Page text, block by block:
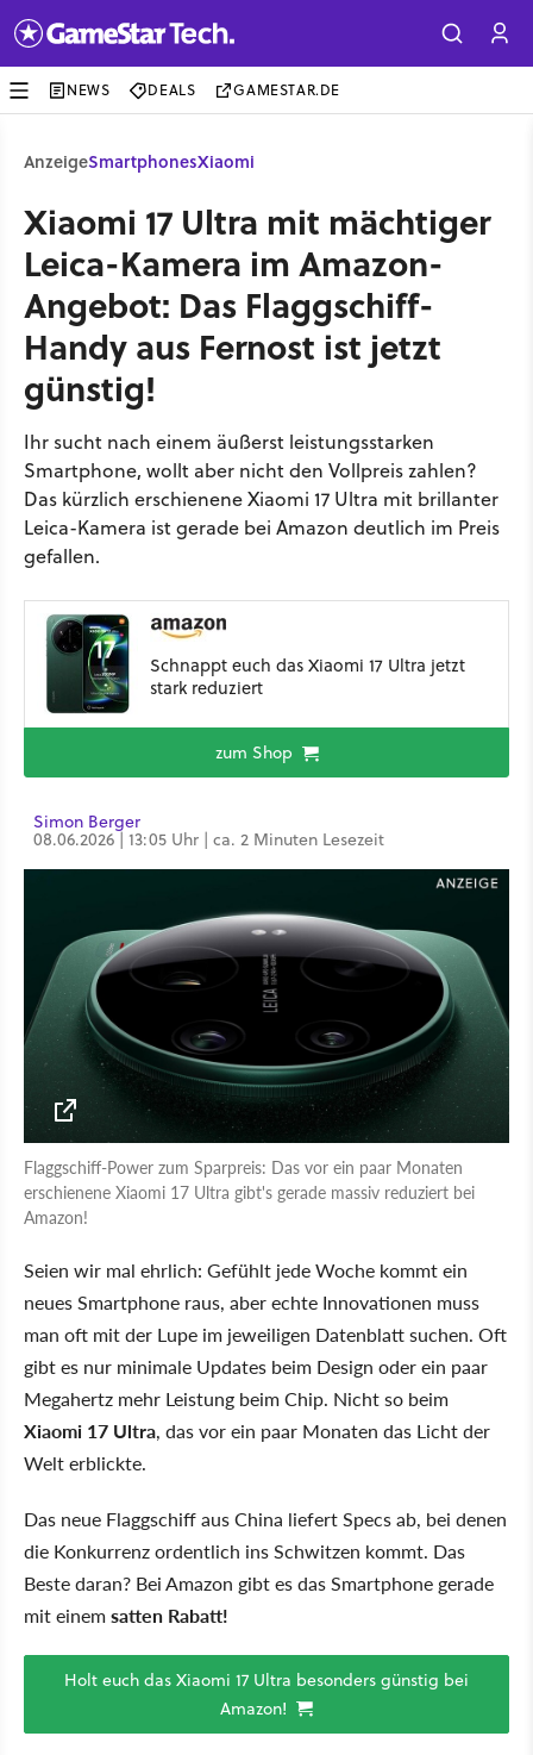
NEWS DEALS GAMESTAR.DE
AnzeigeSmartphonesXiaomi
Xiaomi 17 Ultra mit mächtiger
Leica-Kamera im Amazon-
Angebot: Das Flaggschiff-
Handy aus Fernost ist jetzt
günstig!
Ihr sucht nach einem äußerst leistungsstarken
Smartphone, wollt aber nicht den Vollpreis zahlen?
Das kürzlich erschienene Xiaomi 17 Ultra mit brillanter
Leica-Kamera ist gerade bei Amazon deutlich im Preis
gefallen.
Schnappt euch das Xiaomi 17 Ultra jetzt
stark reduziert
zum Shop
Simon Berger
08.06.2026 | 13:05 Uhr | ca. 2 Minuten Lesezeit
Flaggschiff-Power zum Sparpreis: Das vor ein paar Monaten
erschienene Xiaomi 17 Ultra gibt's gerade massiv reduziert bei
Amazon!
Seien wir mal ehrlich: Gefühlt jede Woche kommt ein
neues Smartphone raus, aber echte Innovationen muss
man oft mit der Lupe im jeweiligen Datenblatt suchen. Oft
gibt es nur minimale Updates beim Design oder ein paar
Megahertz mehr Leistung beim Chip. Nicht so beim
Xiaomi 17 Ultra, das vor ein paar Monaten das Licht der
Welt erblickte.
Das neue Flaggschiff aus China liefert Specs ab, bei denen
die Konkurrenz ordentlich ins Schwitzen kommt. Das
Beste daran? Bei Amazon gibt es das Smartphone gerade
mit einemsatten Rabatt!
Holt euch das Xiaomi 17 Ultra besonders günstig bei
Amazon!